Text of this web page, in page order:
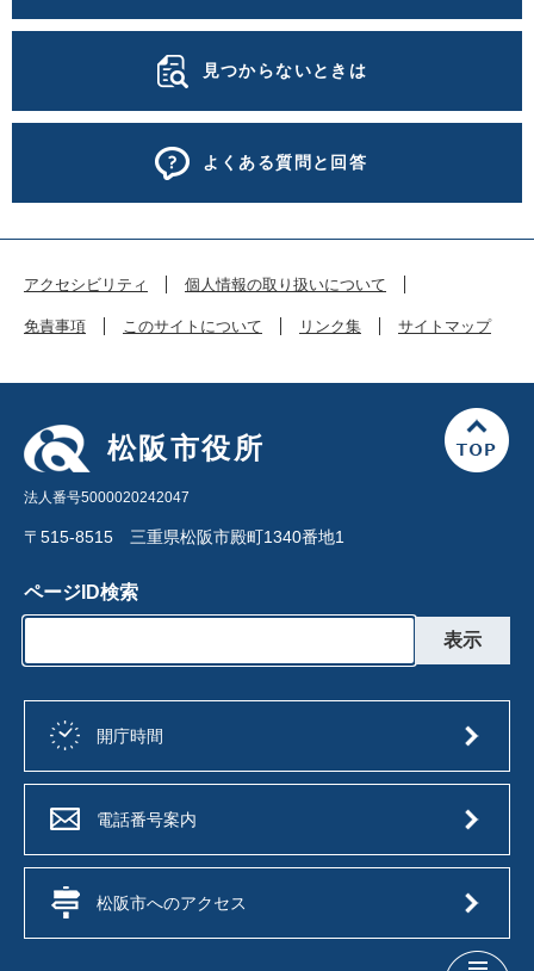
見つからないときは
よくある質問と回答
アクセシビリティ 個人情報の取り扱いについて
免責事項 このサイトについて リンク集 サイトマップ
松阪市役所
法人番号5000020242047
〒515-8515 三重県松阪市殿町1340番地1
ページID検索
開庁時間
電話番号案内
松阪市へのアクセス